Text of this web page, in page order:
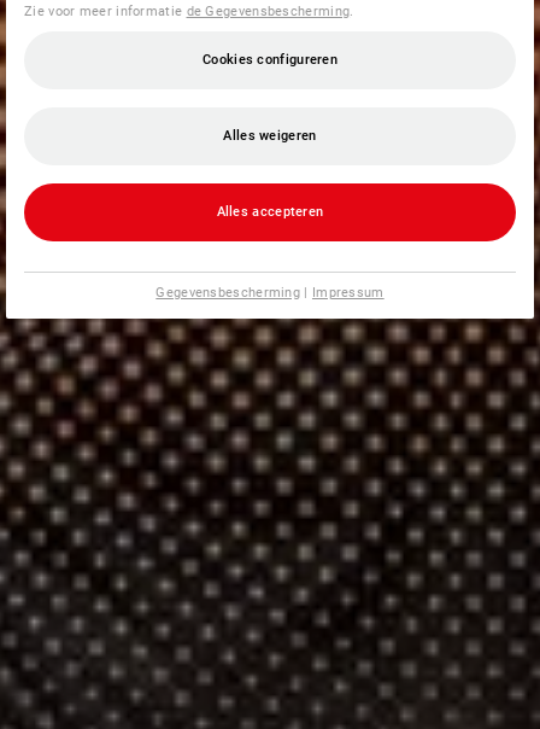
Zie voor meer informatie de Gegevensbescherming
Cookies configureren
Alles weigeren
Alles accepteren
Gegevensbescherming | Impressum